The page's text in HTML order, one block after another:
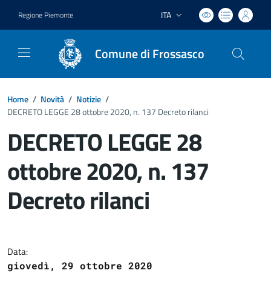
Regione Piemonte Lingua attiva:
ITA
Comune di Frossasco
Home / Novità / Notizie /
DECRETO LEGGE 28 ottobre 2020, n. 137 Decreto rilanci
DECRETO LEGGE 28
ottobre 2020, n. 137
Decreto rilanci
Data:
giovedì, 29 ottobre 2020